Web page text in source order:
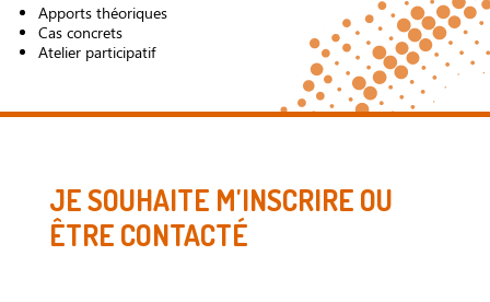
Apports théoriques
Cas concrets
Atelier participatif
JE SOUHAITE M'INSCRIRE OU
ÊTRE CONTACTÉ